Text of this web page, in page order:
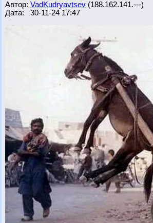
Автор: VadKudryavtsev (188.162.141.---)
Дата: 30-11-24 17:47